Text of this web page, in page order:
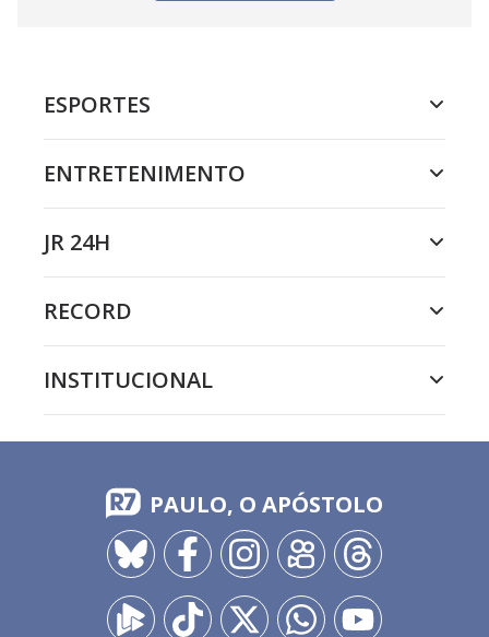
ESPORTES
ENTRETENIMENTO
JR 24H
RECORD
INSTITUCIONAL
PAULO, O APÓSTOLO